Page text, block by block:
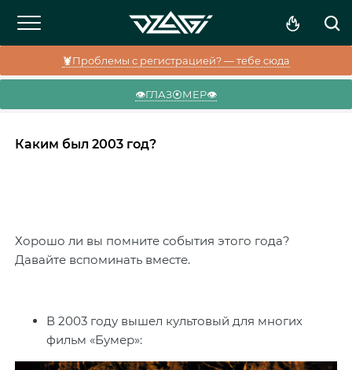
🦞Проблемы с регистрацией? — тебе сюда
👁️ГЛАЗ⦿МЕР👁️
Каким был 2003 год?
Хорошо ли вы помните события этого года?
Давайте вспоминать вместе.
В 2003 году вышел культовый для многих
фильм «Бумер»: